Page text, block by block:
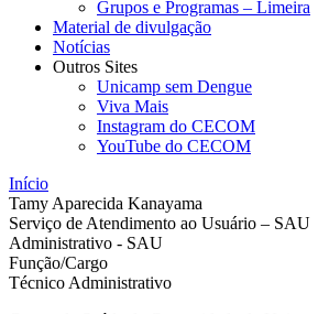
Grupos e Programas – Limeira
Material de divulgação
Notícias
Outros Sites
Unicamp sem Dengue
Viva Mais
Instagram do CECOM
YouTube do CECOM
Início
Tamy Aparecida Kanayama
Serviço de Atendimento ao Usuário – SAU
Administrativo - SAU
Função/Cargo
Técnico Administrativo